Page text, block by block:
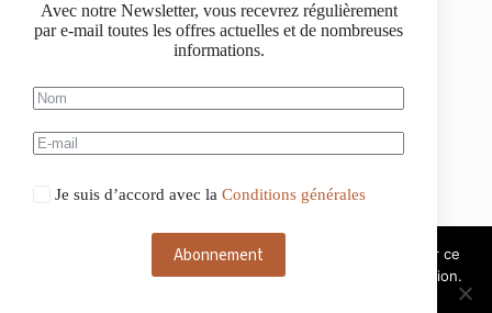
Avec notre Newsletter, vous recevrez régulièrement
par e-mail toutes les offres actuelles et de nombreuses
informations.
Je suis d’accord avec la Conditions générales
Abonnement
Impressum
Livraison
Informations d'achat
Ce site web utilise des cookies. Si vous continuez à utiliser ce
site web, nous considérons que vous acceptez leur utilisation.